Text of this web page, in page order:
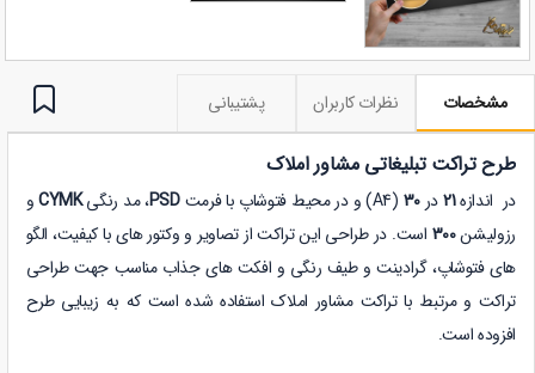
مشخصات نظرات کاربران پشتیبانی
طرح تراکت تبلیغاتی مشاور املاک
در اندازه21در30 (A4) و در محیط فتوشاپ با فرمتPSD، مد رنگیCYMKو
رزولیشن300 است.در طراحی این تراکت از تصاویر و وکتور های با کیفیت، الگو
های فتوشاپ، گرادینت و طیف رنگی و افکت های جذاب مناسب جهت طراحی
تراکت و مرتبط با تراکت مشاور املاک استفاده شده است که به زیبایی طرح
افزوده است.